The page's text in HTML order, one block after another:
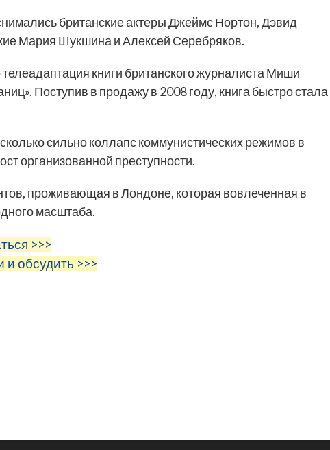
британские актеры Джеймс Нортон, Дэвид
Мария Шукшина и Алексей Серебряков.
книги британского журналиста Миши
Поступив в продажу в 2008 году, книга быстро стала
сильно коллапс коммунистических режимов в
организованной преступности.
проживающая в Лондоне, которая вовлеченная в
масштаба.
>>>
и обсудить >>>